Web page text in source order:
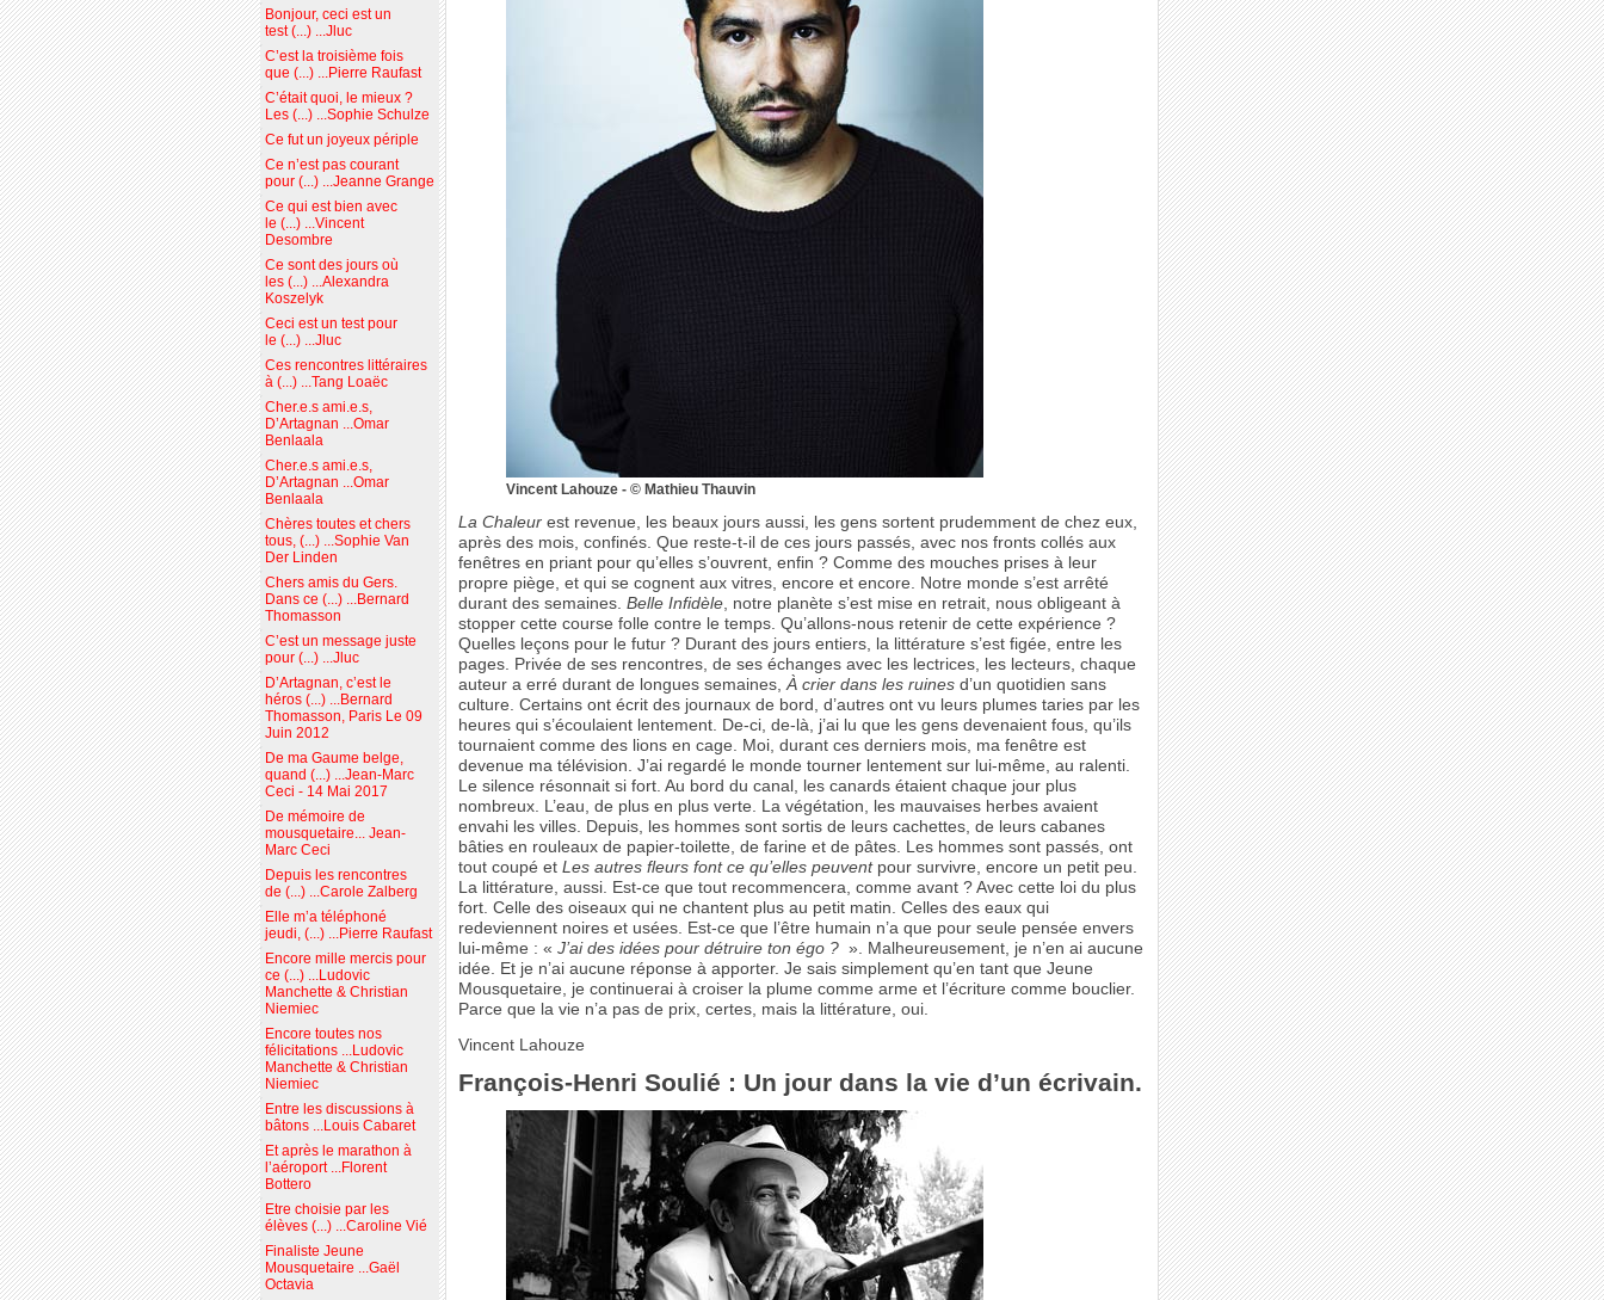
Vincent Lahouze - © Mathieu Thauvin
La Chaleurest revenue, les beaux jours aussi, les gens sortent prudemment de chez eux,
après des mois, confinés. Que reste-t-il de ces jours passés, avec nos fronts collés aux
fenêtres en priant pour qu’elles s’ouvrent, enfin ? Comme des mouches prises à leur
propre piège, et qui se cognent aux vitres, encore et encore. Notre monde s’est arrêté
durant des semaines. Belle Infidèle, notre planète s’est mise en retrait, nous obligeant à
stopper cette course folle contre le temps. Qu’allons-nous retenir de cette expérience ?
Quelles leçons pour le futur ? Durant des jours entiers, la littérature s’est figée, entre les
pages. Privée de ses rencontres, de ses échanges avec les lectrices, les lecteurs, chaque
auteur a erré durant de longues semaines, À crier dans les ruinesd’un quotidien sans
culture. Certains ont écrit des journaux de bord, d’autres ont vu leurs plumes taries par les
heures qui s’écoulaient lentement. De-ci, de-là, j’ai lu que les gens devenaient fous, qu’ils
tournaient comme des lions en cage. Moi, durant ces derniers mois, ma fenêtre est
devenue ma télévision. J’ai regardé le monde tourner lentement sur lui-même, au ralenti.
Le silence résonnait si fort. Au bord du canal, les canards étaient chaque jour plus
nombreux. L’eau, de plus en plus verte. La végétation, les mauvaises herbes avaient
envahi les villes. Depuis, les hommes sont sortis de leurs cachettes, de leurs cabanes
bâties en rouleaux de papier-toilette, de farine et de pâtes. Les hommes sont passés, ont
tout coupé et Les autres fleurs font ce qu’elles peuventpour survivre, encore un petit peu.
La littérature, aussi. Est-ce que tout recommencera, comme avant ? Avec cette loi du plus
fort. Celle des oiseaux qui ne chantent plus au petit matin. Celles des eaux qui
redeviennent noires et usées. Est-ce que l’être humain n’a que pour seule pensée envers
lui-même : « J’ai des idées pour détruire ton égo ? ». Malheureusement, je n’en ai aucune
idée. Et je n’ai aucune réponse à apporter. Je sais simplement qu’en tant que Jeune
Mousquetaire, je continuerai à croiser la plume comme arme et l’écriture comme bouclier.
Parce que la vie n’a pas de prix, certes, mais la littérature, oui.
Vincent Lahouze
François-Henri Soulié : Un jour dans la vie d’un écrivain.
Bonjour, ceci est un
test (...) ...Jluc
C’est la troisième fois
que (...) ...Pierre Raufast
C’était quoi, le mieux ?
Les (...) ...Sophie Schulze
Ce fut un joyeux périple
Ce n’est pas courant
pour (...) ...Jeanne Grange
Ce qui est bien avec
le (...) ...Vincent
Desombre
Ce sont des jours où
les (...) ...Alexandra
Koszelyk
Ceci est un test pour
le (...) ...Jluc
Ces rencontres littéraires
à (...) ...Tang Loaëc
Cher.e.s ami.e.s,
D’Artagnan ...Omar
Benlaala
Cher.e.s ami.e.s,
D’Artagnan ...Omar
Benlaala
Chères toutes et chers
tous, (...) ...Sophie Van
Der Linden
Chers amis du Gers.
Dans ce (...) ...Bernard
Thomasson
C’est un message juste
pour (...) ...Jluc
D’Artagnan, c’est le
héros (...) ...Bernard
Thomasson, Paris Le 09
Juin 2012
De ma Gaume belge,
quand (...) ...Jean-Marc
Ceci - 14 Mai 2017
De mémoire de
mousquetaire... Jean-
Marc Ceci
Depuis les rencontres
de (...) ...Carole Zalberg
Elle m’a téléphoné
jeudi, (...) ...Pierre Raufast
Encore mille mercis pour
ce (...) ...Ludovic
Manchette & Christian
Niemiec
Encore toutes nos
félicitations ...Ludovic
Manchette & Christian
Niemiec
Entre les discussions à
bâtons ...Louis Cabaret
Et après le marathon à
l’aéroport ...Florent
Bottero
Etre choisie par les
élèves (...) ...Caroline Vié
Finaliste Jeune
Mousquetaire ...Gaël
Octavia